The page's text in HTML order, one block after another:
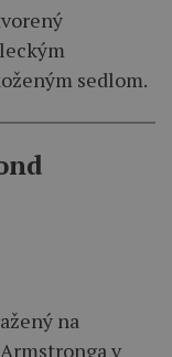
sedlom.
na
v